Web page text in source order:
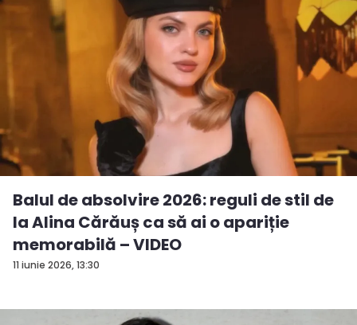
11 iunie 2026, 13:30
Balul de absolvire 2026: reguli de stil de
la Alina Cărăuș ca să ai o apariție
memorabilă – VIDEO